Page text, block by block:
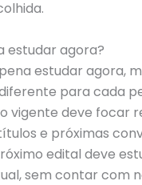
estudar agora?
estudar agora,
para cada
vigente deve focar
e próximas
edital deve
sem contar com